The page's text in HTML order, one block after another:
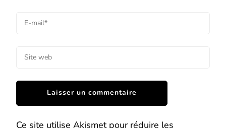
Ce site utilise Akismet pour réduire les